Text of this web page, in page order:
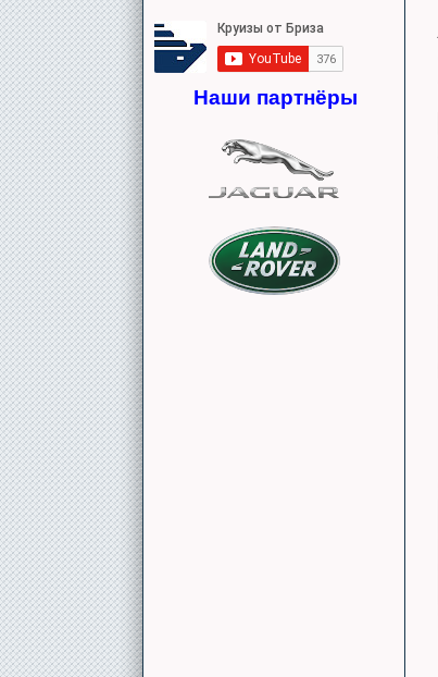
Наши партнёры